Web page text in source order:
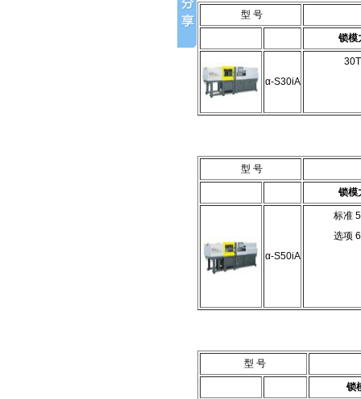
型 号
锁模
α-S30iA
30T
型 号
锁模
α-S50iA
标准
选项
型 号
锁